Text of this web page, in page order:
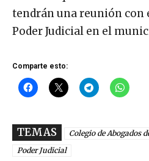
tendrán una reunión con
Poder Judicial en el
Comparte esto:
TEMAS Colegio de Abogados
Poder Judicial